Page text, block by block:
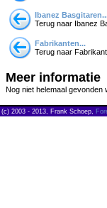
Ibanez
Terug naar Ibanez
Fabrikanten...
Terug naar
Meer informatie
Nog niet helemaal gevonden
(c) 2003 - 2013, Frank Schoep,